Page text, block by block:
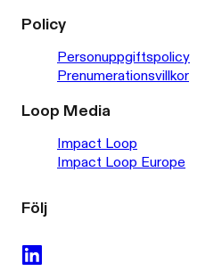
Policy
Personuppgiftspolicy
Prenumerationsvillkor
Loop Media
Impact Loop
Impact Loop Europe
Följ